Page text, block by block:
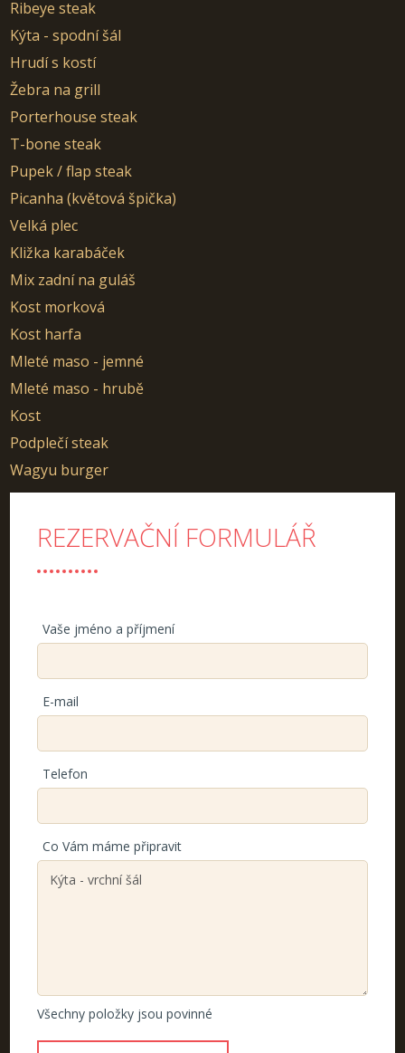
Ribeye steak
Kýta - spodní šál
Hrudí s kostí
Žebra na grill
Porterhouse steak
T-bone steak
Pupek / flap steak
Picanha (květová špička)
Velká plec
Kližka karabáček
Mix zadní na guláš
Kost morková
Kost harfa
Mleté maso - jemné
Mleté maso - hrubě
Kost
Podplečí steak
Wagyu burger
REZERVAČNÍ FORMULÁŘ
Vaše jméno a příjmení
E-mail
Telefon
Co Vám máme připravit
Všechny položky jsou povinné